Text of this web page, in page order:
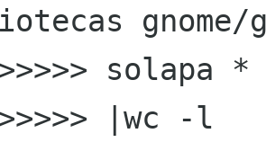
gnome/
solapa *
|wc -l